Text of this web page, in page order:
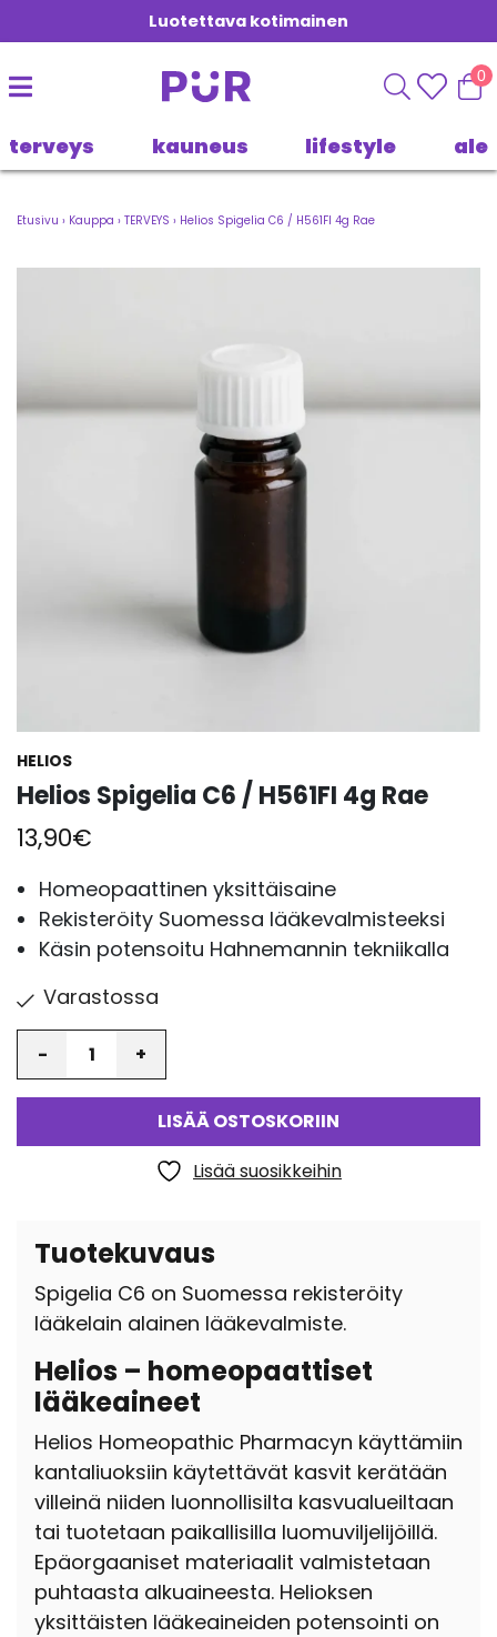
Luotettava kotimainen
0
terveys kauneus lifestyle ale
Etusivu › Kauppa › TERVEYS › Helios Spigelia C6 / H561FI 4g Rae
HELIOS
Helios Spigelia C6 / H561FI 4g Rae
13,90€
Homeopaattinen yksittäisaine
Rekisteröity Suomessa lääkevalmisteeksi
Käsin potensoitu Hahnemannin tekniikalla
Varastossa
LISÄÄ OSTOSKORIIN
Lisää suosikkeihin
Tuotekuvaus
Spigelia C6 on Suomessa rekisteröity
lääkelain alainen lääkevalmiste.
Helios – homeopaattiset
lääkeaineet
Helios Homeopathic Pharmacyn käyttämiin
kantaliuoksiin käytettävät kasvit kerätään
villeinä niiden luonnollisilta kasvualueiltaan
tai tuotetaan paikallisilla luomuviljelijöillä.
Epäorgaaniset materiaalit valmistetaan
puhtaasta alkuaineesta. Helioksen
yksittäisten lääkeaineiden potensointi on